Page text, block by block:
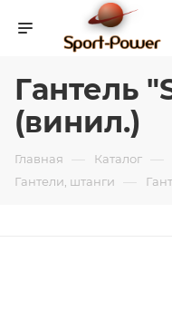
Гантель
(винил.)
Главная — Каталог —
Гантели, штанги —